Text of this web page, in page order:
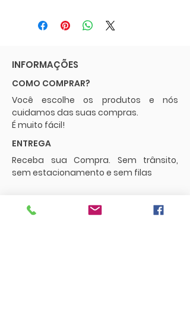
INFORMAÇÕES
COMO COMPRAR?
Você escolhe os produtos e nós
cuidamos das suas compras.
É muito fácil!
ENTREGA
Receba sua Compra. Sem trânsito,
sem estacionamento e sem filas
POLÍTICAS